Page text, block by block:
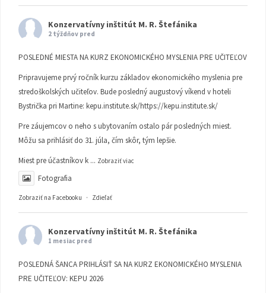
Konzervatívny inštitút M. R. Štefánika
2 týždňov pred
POSLEDNÉ MIESTA NA KURZ EKONOMICKÉHO MYSLENIA PRE UČITEĽOV
Pripravujeme prvý ročník kurzu základov ekonomického myslenia pre
stredoškolských učiteľov. Bude posledný augustový víkend v hoteli
Bystrička pri Martine: kepu.institute.sk/https://kepu.institute.sk/
Pre záujemcov o neho s ubytovaním ostalo pár posledných miest.
Môžu sa prihlásiť do 31. júla, čím skôr, tým lepšie.
Miest pre účastníkov k ... Zobraziť viac
Fotografia
Zobraziť na Facebooku · Zdieľať
Konzervatívny inštitút M. R. Štefánika
1 mesiac pred
POSLEDNÁ ŠANCA PRIHLÁSIŤ SA NA KURZ EKONOMICKÉHO MYSLENIA
PRE UČITEĽOV: KEPU 2026